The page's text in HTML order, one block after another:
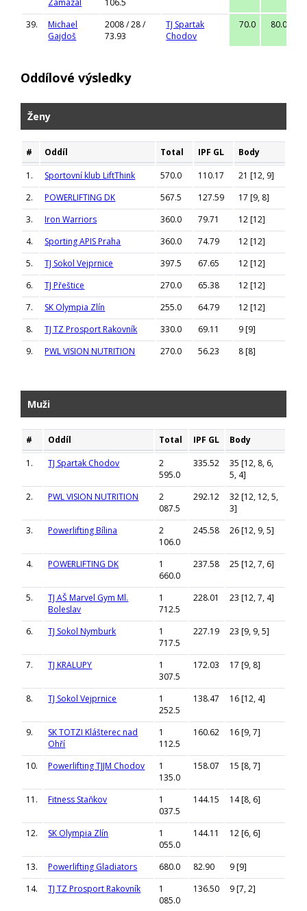
Zamazal
106.5
39.
Michael
Gajdoš
2008 / 28 /
73.93
TJ Spartak
Chodov
70.0 80.0
Oddílové výsledky
Ženy
# Oddíl Total IPF GL
Body
1.
Sportovní klub LiftThink 570.0 110.17
21 [12, 9]
2.
POWERLIFTING DK 567.5 127.59
17 [9, 8]
3.
Iron Warriors 360.0 79.71
12 [12]
4.
Sporting APIS Praha 360.0 74.79
12 [12]
5.
TJ Sokol Vejprnice 397.5 67.65
12 [12]
6.
TJ Přeštice 270.0 65.38
12 [12]
7.
SK Olympia Zlín 255.0 64.79
12 [12]
8.
TJ TZ Prosport Rakovník 330.0 69.11
9 [9]
9.
PWL VISION NUTRITION 270.0 56.23 8 [8]
Muži
# Oddíl Total IPF GL
Body
1.
TJ Spartak Chodov
2
595.0
335.52
35 [12, 8, 6,
5, 4]
2.
PWL VISION NUTRITION
2
087.5
292.12
32 [12, 12, 5,
3]
3.
Powerlifting Bílina
2
106.0
245.58 26 [12, 9, 5]
4. POWERLIFTING DK
1
660.0
237.58 25 [12, 7, 6]
5.
TJ AŠ Marvel Gym Ml.
Boleslav
1
712.5
228.01 23 [12, 7, 4]
6. TJ Sokol Nymburk
1
717.5
227.19 23 [9, 9, 5]
7. TJ KRALUPY
1
307.5
172.03 17 [9, 8]
8. TJ Sokol Vejprnice
1
252.5
138.47 16 [12, 4]
9.
SK TOTZI Klášterec nad
Ohří
1
112.5
160.62 16 [9, 7]
10. Powerlifting TJJM Chodov
1
135.0
158.07 15 [8, 7]
11. Fitness Staňkov
1
037.5
144.15 14 [8, 6]
12. SK Olympia Zlín
1
055.0
144.11 12 [6, 6]
13. Powerlifting Gladiators 680.0 82.90
9 [9]
14.
TJ TZ Prosport Rakovník
1
085.0
136.50 9 [7, 2]